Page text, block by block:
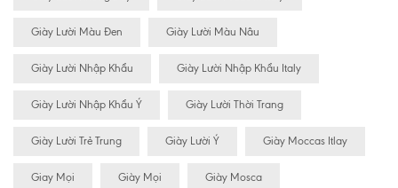
Giày Lười Màu Đen Giày Lười Màu Nâu
Giày Lười Nhập Khẩu Giày Lười Nhập Khẩu Italy
Giày Lười Nhập Khẩu Ý Giày Lười Thời Trang
Giày Lười Trẻ Trung Giày Lười Ý Giày Moccas Itlay
Giay Mọi Giày Mọi Giày Mosca